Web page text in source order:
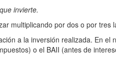
invierte.
multiplicando por dos o por tres
a la inversión realizada. En
o el BAII (antes de